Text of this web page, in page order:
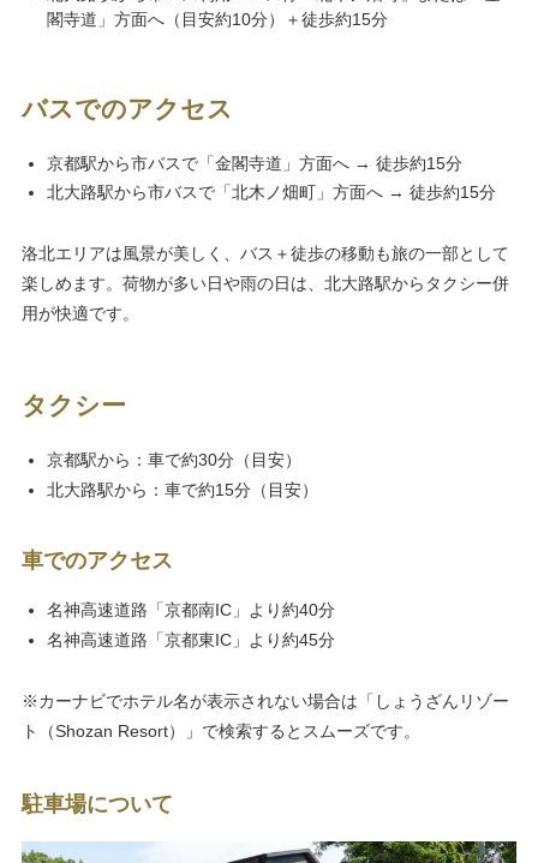
閣寺道」方面へ（目安約10分）＋徒歩約15分
バスでのアクセス
京都駅から市バスで「金閣寺道」方面へ → 徒歩約15分
北大路駅から市バスで「北木ノ畑町」方面へ → 徒歩約15分
洛北エリアは風景が美しく、バス＋徒歩の移動も旅の一部として
楽しめます。荷物が多い日や雨の日は、北大路駅からタクシー併
用が快適です。
タクシー
京都駅から：車で約30分（目安）
北大路駅から：車で約15分（目安）
車でのアクセス
名神高速道路「京都南IC」より約40分
名神高速道路「京都東IC」より約45分
※カーナビでホテル名が表示されない場合は「しょうざんリゾー
ト（Shozan Resort）」で検索するとスムーズです。
駐車場について